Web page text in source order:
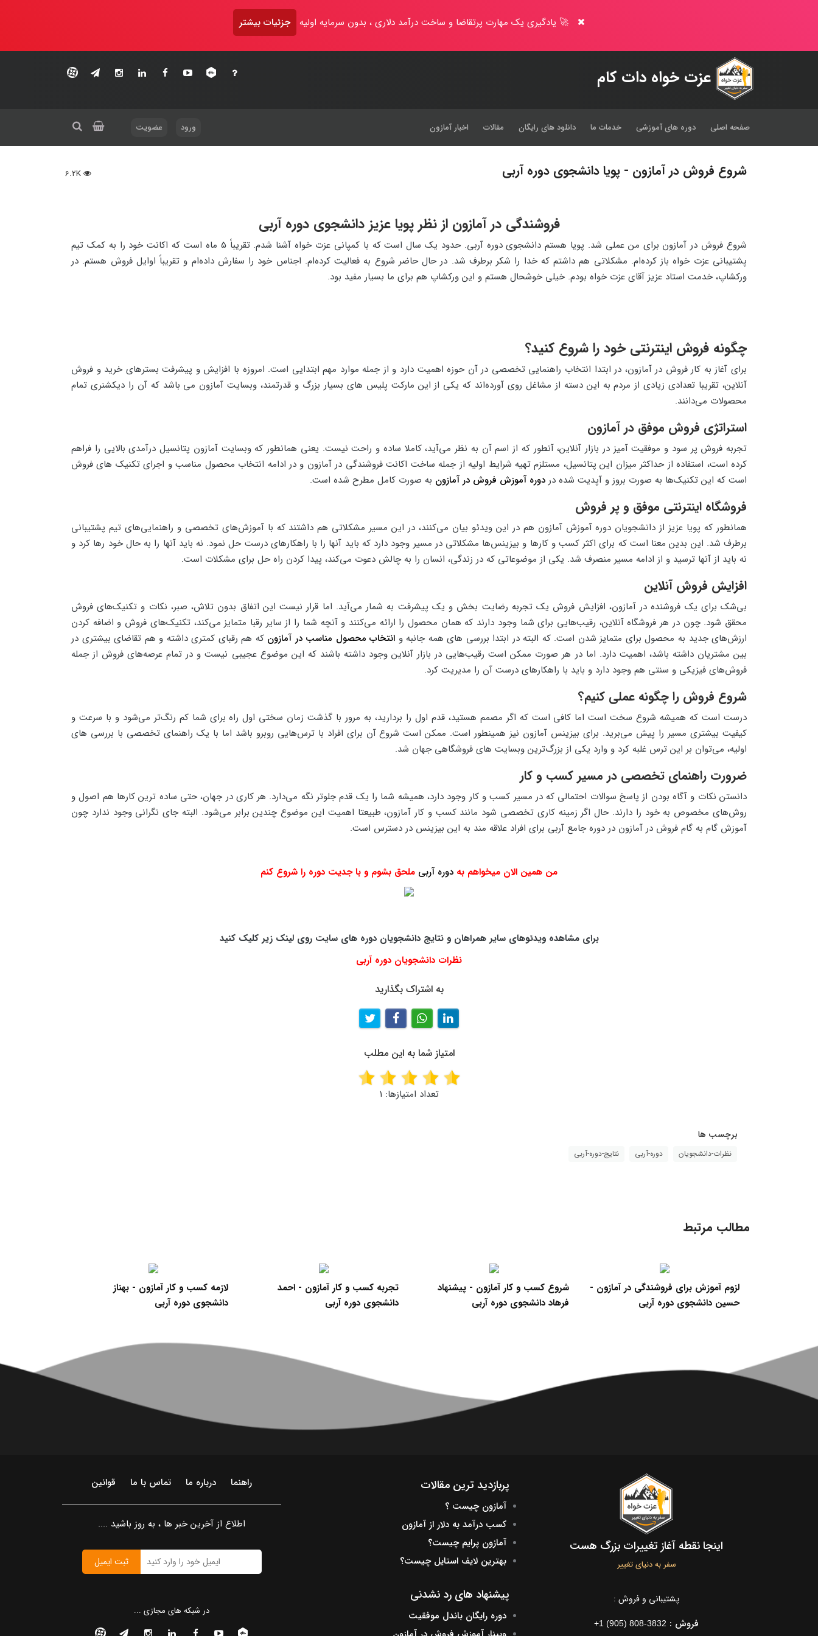
🚀 یادگیری یک مهارت پرتقاضا و ساخت درآمد دلاری ، بدون سرمایه اولیه جزئیات بیشتر
عزت خواه دات کام
صفحه اصلی دوره های آموزشی خدمات ما دانلود های رایگان مقالات اخبار آمازون ورود عضویت
شروع فروش در آمازون - پویا دانشجوی دوره آربی
فروشندگی در آمازون از نظر پویا عزیز دانشجوی دوره آربی
شروع فروش در آمازون برای من عملی شد. پویا هستم دانشجوی دوره آربی. حدود یک سال است که با کمپانی عزت خواه آشنا شدم. تقریباً 5 ماه است که اکانت خود را به کمک تیم
پشتیبانی عزت خواه باز کرده‌ام. مشکلاتی هم داشتم که خدا را شکر برطرف شد. در حال حاضر شروع به فعالیت کرده‌ام. اجناس خود را سفارش داده‌ام و تقریباً اوایل فروش هستم. در
ورکشاپ، خدمت استاد عزیز آقای عزت خواه بودم. خیلی خوشحال هستم و این ورکشاپ هم برای ما بسیار مفید بود.
چگونه فروش اینترنتی خود را شروع کنید؟
برای آغاز به کار فروش در آمازون، در ابتدا انتخاب راهنمایی تخصصی در آن حوزه اهمیت دارد و از جمله موارد مهم ابتدایی است. امروزه با افزایش و پیشرفت بسترهای خرید و فروش
آنلاین، تقریبا تعدادی زیادی از مردم به این دسته از مشاغل روی آورده‌اند که یکی از این مارکت پلیس های بسیار بزرگ و قدرتمند، وبسایت آمازون می باشد که آن را دیکشنری تمام
محصولات می‌دانند.
استراتژی فروش موفق در آمازون
تجربه فروش پر سود و موفقیت آمیز در بازار آنلاین، آنطور که از اسم آن به نظر می‌آید، کاملا ساده و راحت نیست. یعنی همانطور که وبسایت آمازون پتانسیل درآمدی بالایی را فراهم
کرده است، استفاده از حداکثر میزان این پتانسیل، مستلزم تهیه شرایط اولیه از جمله ساخت اکانت فروشندگی در آمازون و در ادامه انتخاب محصول مناسب و اجرای تکنیک های فروش
است که این تکنیک‌ها به صورت بروز و آپدیت شده در دوره آموزش فروش در آمازون به صورت کامل مطرح شده است.
فروشگاه اینترنتی موفق و پر فروش
همانطور که پویا عزیز از دانشجویان دوره آموزش آمازون هم در این ویدئو بیان می‌کنند، در این مسیر مشکلاتی هم داشتند که با آموزش‌های تخصصی و راهنمایی‌های تیم پشتیبانی
برطرف شد. این بدین معنا است که برای اکثر کسب و کارها و بیزینس‌ها مشکلاتی در مسیر وجود دارد که باید آنها را با راهکارهای درست حل نمود. نه باید آنها را به حال خود رها کرد و
نه باید از آنها ترسید و از ادامه مسیر منصرف شد. یکی از موضوعاتی که در زندگی، انسان را به چالش دعوت می‌کند، پیدا کردن راه حل برای مشکلات است.
افزایش فروش آنلاین
بی‌شک برای یک فروشنده در آمازون، افزایش فروش یک تجربه رضایت بخش و یک پیشرفت به شمار می‌آید. اما قرار نیست این اتفاق بدون تلاش، صبر، نکات و تکنیک‌های فروش
محقق شود. چون در هر فروشگاه آنلاین، رقیب‌هایی برای شما وجود دارند که همان محصول را ارائه می‌کنند و آنچه شما را از سایر رقبا متمایز می‌کند، تکنیک‌های فروش و اضافه کردن
ارزش‌های جدید به محصول برای متمایز شدن است. که البته در ابتدا بررسی های همه جانبه و انتخاب محصول مناسب در آمازون که هم رقبای کمتری داشته و هم تقاضای بیشتری در
بین مشتریان داشته باشد، اهمیت دارد. اما در هر صورت ممکن است رقیب‌هایی در بازار آنلاین وجود داشته باشند که این موضوع عجیبی نیست و در تمام عرصه‌های فروش از جمله
فروش‌های فیزیکی و سنتی هم وجود دارد و باید با راهکارهای درست آن را مدیریت کرد.
شروع فروش را چگونه عملی کنیم؟
درست است که همیشه شروع سخت است اما کافی است که اگر مصمم هستید، قدم اول را بردارید، به مرور با گذشت زمان سختی اول راه برای شما کم رنگ‌تر می‌شود و با سرعت و
کیفیت بیشتری مسیر را پیش می‌برید. برای بیزینس آمازون نیز همینطور است. ممکن است شروع آن برای افراد با ترس‌هایی روبرو باشد اما با یک راهنمای تخصصی با بررسی های
اولیه، می‌توان بر این ترس غلبه کرد و وارد یکی از بزرگ‌ترین وبسایت های فروشگاهی جهان شد.
ضرورت راهنمای تخصصی در مسیر کسب و کار
دانستن نکات و آگاه بودن از پاسخ سوالات احتمالی که در مسیر کسب و کار وجود دارد، همیشه شما را یک قدم جلوتر نگه می‌دارد. هر کاری در جهان، حتی ساده ترین کارها هم اصول و
روش‌های مخصوص به خود را دارند. حال اگر زمینه کاری تخصصی شود مانند کسب و کار آمازون، طبیعتا اهمیت این موضوع چندین برابر می‌شود. البته جای نگرانی وجود ندارد چون
آموزش گام به گام فروش در آمازون در دوره جامع آربی برای افراد علاقه مند به این بیزینس در دسترس است.
من همین الان میخواهم به دوره آربی ملحق بشوم و با جدیت دوره را شروع کنم
برای مشاهده ویدئوهای سایر همراهان و نتایج دانشجویان دوره های سایت روی لینک زیر کلیک کنید
نظرات دانشجویان دوره آربی
به اشتراک بگذارید
امتیاز شما به این مطلب
تعداد امتیازها: 1
برچسب ها
نظرات-دانشجویان دوره-آربی نتایج-دوره-آربی
مطالب مرتبط
لازمه کسب و کار آمازون - بهناز
دانشجوی دوره آربی
تجربه کسب و کار آمازون - احمد
دانشجوی دوره آربی
شروع کسب و کار آمازون - پیشنهاد
فرهاد دانشجوی دوره آربی
لزوم آموزش برای فروشندگی در آمازون -
حسین دانشجوی دوره آربی
اینجا نقطه آغاز تغییرات بزرگ هست
سفر به دنیای تغییر
پشتیبانی و فروش :
فروش : +1 (905) 808-3832
پربازدید ترین مقالات
آمازون چیست ؟
کسب درآمد به دلار از آمازون
آمازون پرایم چیست؟
بهترین لایف استایل چیست؟
پیشنهاد های رد نشدنی
دوره رایگان باندل موفقیت
راهنما درباره ما تماس با ما قوانین
اطلاع از آخرین خبر ها ، به روز باشید ....
ثبت ایمیل
در شبکه های مجازی ...